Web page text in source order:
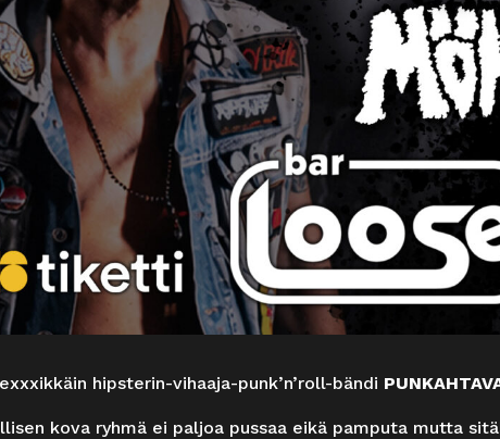
hipsterin-vihaaja-punk’n’roll-bändi
kova ryhmä ei paljoa pussaa eikä pamputa mutta